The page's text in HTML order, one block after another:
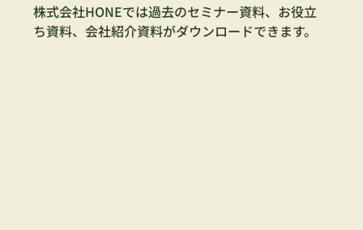
株式会社HONEでは過去のセミナー資料、お役立
ち資料、会社紹介資料がダウンロードできます。